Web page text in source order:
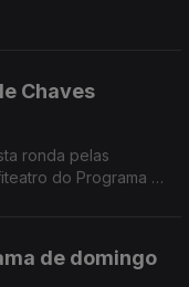
Chaves
ronda pelas
do Programa da
de domingo